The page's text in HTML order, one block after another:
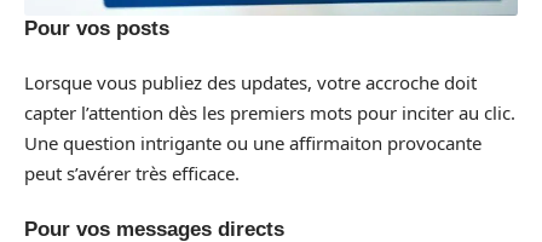
Pour vos posts
Lorsque vous publiez des updates, votre accroche doit
capter l’attention dès les premiers mots pour inciter au clic.
Une question intrigante ou une affirmaiton provocante
peut s’avérer très efficace.
Pour vos messages directs